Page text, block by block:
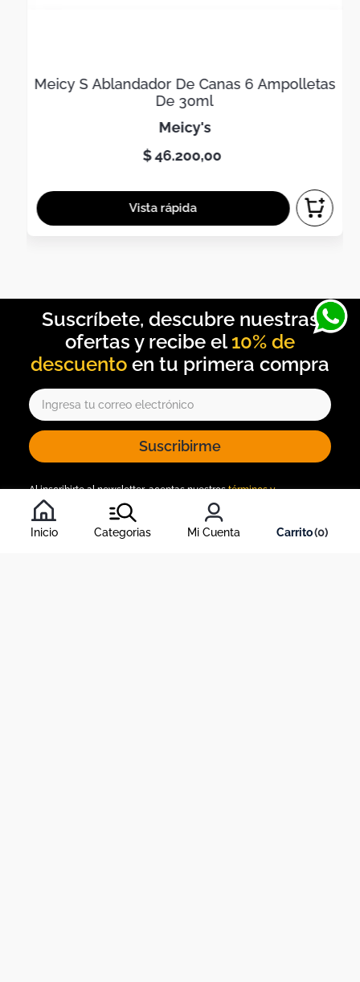
Inicio Categorias Mi Cuenta 0
Meicy S Ablandador De Canas 6 Ampolletas
De 30ml
meicy's
$46.200,00
10% de
descuento
Suscribirme
Al inscribirte al newsletter, aceptas nuestrostérminos y
condiciones
, y nuestra política de tratamiento de información